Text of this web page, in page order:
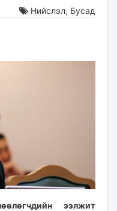
Нийслэл, Бусад
ээлжит